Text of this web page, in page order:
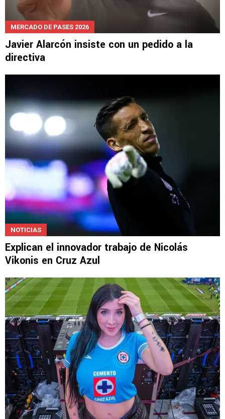
MERCADO DE PASES 2026
Javier Alarcón insiste con un pedido a la
directiva
NOTICIAS
Explican el innovador trabajo de Nicolás
Vikonis en Cruz Azul